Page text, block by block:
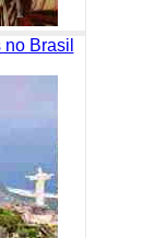
Brasil